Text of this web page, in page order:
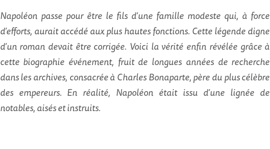
Napoléon passe pour être le fils d’une famille modeste qui, à force
d’efforts, aurait accédé aux plus hautes fonctions. Cette légende digne
d’un roman devait être corrigée. Voici la vérité enfin révélée grâce à
cette biographie événement, fruit de longues années de recherche
dans les archives, consacrée à Charles Bonaparte, père du plus célèbre
des empereurs. En réalité, Napoléon était issu d’une lignée de
notables, aisés et instruits.